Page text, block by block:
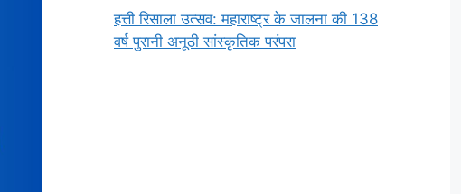
हत्ती रिसाला उत्सव: महाराष्ट्र के जालना की 138
वर्ष पुरानी अनूठी सांस्कृतिक परंपरा